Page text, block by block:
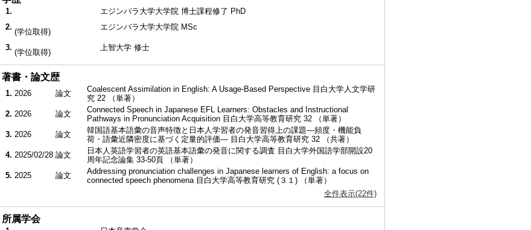
1.
エジンバラ大学大学院 博士課程修了 PhD
2.
(学位取得)
エジンバラ大学大学院 MSc
3.
(学位取得)
上智大学 修士
著書・論文歴
1. 2026 論文
Coalescent Assimilation in English: A Usage-Based Perspective 目白大学人文学研
究 22 （単著）
2. 2026 論文
Connected Speech in Japanese EFL Learners: Obstacles and Instructional
Pathways in Pronunciation Acquisition 目白大学高等教育研究 32 （単著）
3. 2026 論文
韓国語基本語彙の音声特徴と日本人学習者の発音習得上の課題―頻度・機能負
荷・語彙近隣密度に基づく定量的評価― 目白大学高等教育研究 32 （共著）
4. 2025/02/28 論文
日本人英語学習者の英語基本語彙の発音に関する調査 目白大学外国語学部開設20
周年記念論集 33-50頁 （単著）
5. 2025 論文
Addressing pronunciation challenges in Japanese learners of English: a focus on
connected speech phenomena 目白大学高等教育研究 (３１) （単著）
全件表示(22件)
所属学会